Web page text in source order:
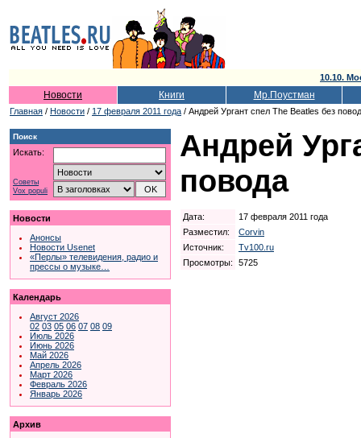
10.10.
Новости Книги Мр.Поустман
Главная / Новости / 17 февраля 2011 года / Андрей Ургант спел The Beatles без
Поиск
Искать:
Советы
Vox populi
Новости
Анонсы
Новости Usenet
«Перлы» телевидения, радио и
прессы о музыке…
Календарь
Август 2026
02 03 05 06 07 08 09
Июль 2026
Июнь 2026
Май 2026
Апрель 2026
Март 2026
Февраль 2026
Январь 2026
Архив
Андрей
повода
Дата:
17 февраля 2011 года
Разместил:
Corvin
Источник:
Tv100.ru
Просмотры:
5725